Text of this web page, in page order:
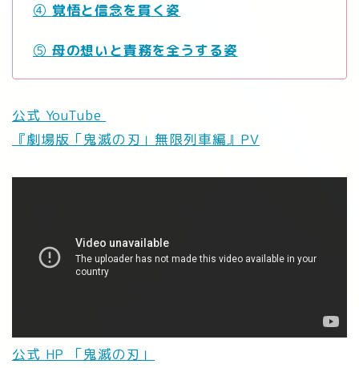
④ 覚悟と信念を貫く姿
⑤ 母の想いと責務を全うする姿
公式 YouTube
『劇場版「鬼滅の刃」無限列車編』PV
公式 HP 「鬼滅の刃」